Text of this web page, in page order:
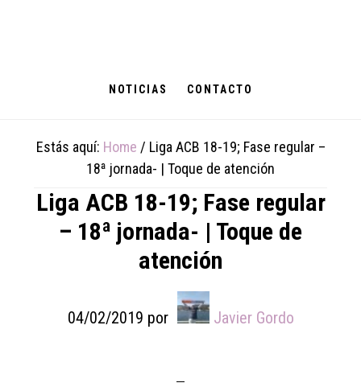
NOTICIAS CONTACTO
Estás aquí: Home / Liga ACB 18-19; Fase regular –
18ª jornada- | Toque de atención
Liga ACB 18-19; Fase regular
– 18ª jornada- | Toque de
atención
04/02/2019 por Javier Gordo